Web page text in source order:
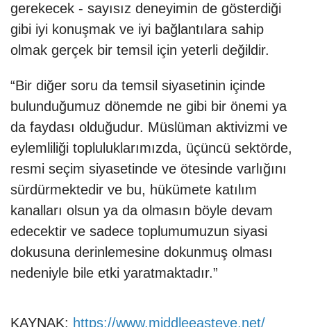
gerekecek - sayısız deneyimin de gösterdiği
gibi iyi konuşmak ve iyi bağlantılara sahip
olmak gerçek bir temsil için yeterli değildir.
“Bir diğer soru da temsil siyasetinin içinde
bulunduğumuz dönemde ne gibi bir önemi ya
da faydası olduğudur. Müslüman aktivizmi ve
eylemliliği topluluklarımızda, üçüncü sektörde,
resmi seçim siyasetinde ve ötesinde varlığını
sürdürmektedir ve bu, hükümete katılım
kanalları olsun ya da olmasın böyle devam
edecektir ve sadece toplumumuzun siyasi
dokusuna derinlemesine dokunmuş olması
nedeniyle bile etki yaratmaktadır.”
KAYNAK: https://www.middleeasteye.net/